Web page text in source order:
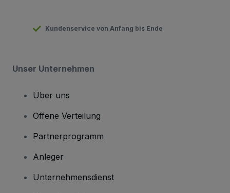
Kundenservice von Anfang bis Ende
Unser Unternehmen
Über uns
Offene Verteilung
Partnerprogramm
Anleger
Unternehmensdienst